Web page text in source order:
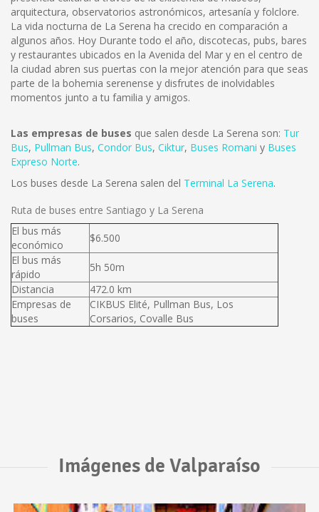
arquitectura, observatorios astronómicos, artesanía y folclore.
La vida nocturna de La Serena ha crecido en comparación a
algunos años. Hoy Durante todo el año, discotecas, pubs, bares
y restaurantes ubicados en la Avenida del Mar y en el centro de
la ciudad abren sus puertas con la mejor atención para que seas
parte de la bohemia serenense y disfrutes de inolvidables
momentos junto a tu familia y amigos.
Las empresas de buses que salen desde La Serena son: Tur
Bus, Pullman Bus, Condor Bus, Ciktur, Buses Romani y Buses
Expreso Norte.
Los buses desde La Serena salen del Terminal La Serena.
Ruta de buses entre Santiago y La Serena
El bus más
económico
$6.500
El bus más
rápido
5h 50m
Distancia
472.0 km
Empresas de
buses
CIKBUS Elité, Pullman Bus, Los
Corsarios, Covalle Bus
Imágenes de Valparaíso